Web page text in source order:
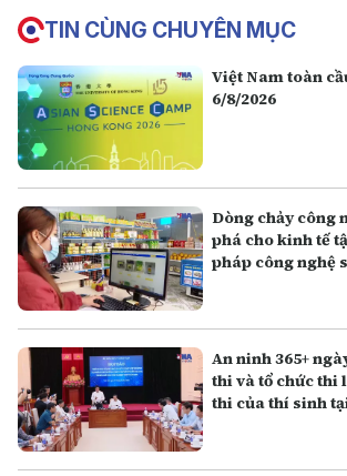
TIN CÙNG CHUYÊN MỤC
Việt Nam toàn
6/8/2026
Dòng chảy công
phá cho kinh tế
pháp công nghệ
An ninh 365+
thi và tổ chức thi
thi của thí sinh